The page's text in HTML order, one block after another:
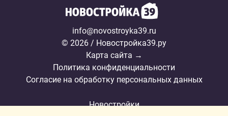
info@novostroyka39.ru
© 2026 / Новостройка39.ру
Карта сайта →
Политика конфиденциальности
Согласие на обработку персональных данных
Новостройки